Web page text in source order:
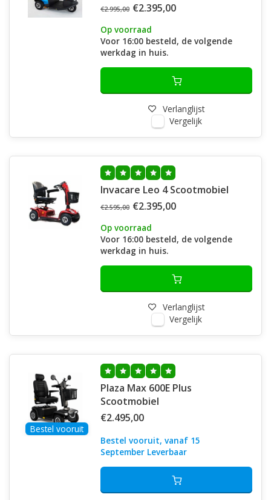
€2.995,00 €2.395,00
Op voorraad
Voor 16:00 besteld, de volgende
werkdag in huis.
Verlanglijst
Vergelijk
Invacare Leo 4 Scootmobiel
€2.595,00 €2.395,00
Op voorraad
Voor 16:00 besteld, de volgende
werkdag in huis.
Verlanglijst
Vergelijk
Bestel vooruit
Plaza Max 600E Plus
Scootmobiel
€2.495,00
Bestel vooruit, vanaf 15
September Leverbaar